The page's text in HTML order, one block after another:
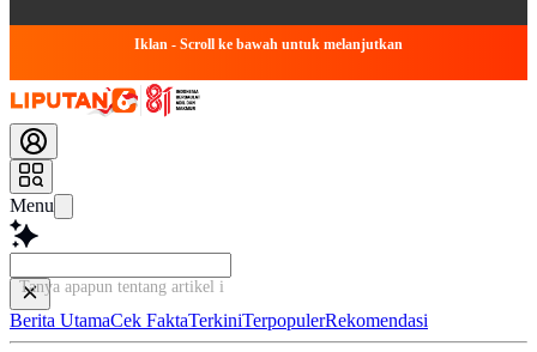
Iklan - Scroll ke bawah untuk melanjutkan
Menu
Tanya apapun tentang artikel ini...
Berita UtamaCek FaktaTerkiniTerpopulerRekomendasi